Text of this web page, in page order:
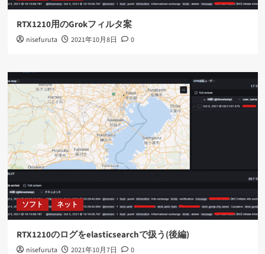
RTX1210用のGrokフィルタ案
nisefuruta 2021年10月8日 0
ソフト ネット
RTX1210のログをelasticsearchで扱う(後編)
nisefuruta 2021年10月7日 0